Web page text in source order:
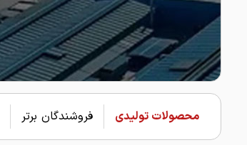
محصولات تولیدی فروشندگان برتر